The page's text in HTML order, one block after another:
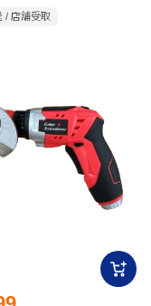
/ 店舗受取